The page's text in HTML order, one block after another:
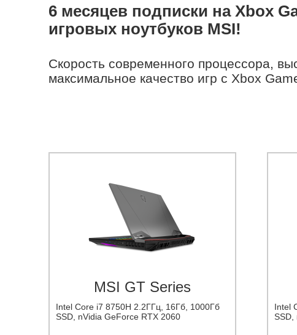
6 месяцев подписки на Xbox
игровых ноутбуков MSI!
Скорость современного процессора,
максимальное качество игр с Xbox
MSI GT Series
Intel Core i7 8750H 2.2ГГц, 16Гб, 1000Гб
SSD, nVidia GeForce RTX 2060
Intel
SSD,